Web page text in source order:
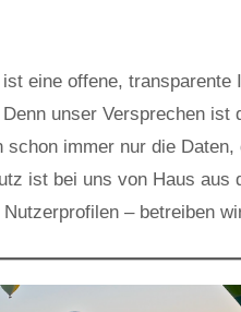
ist eine offene, transparente
unser Versprechen ist
immer nur die
ist bei uns von Haus aus
– betreiben